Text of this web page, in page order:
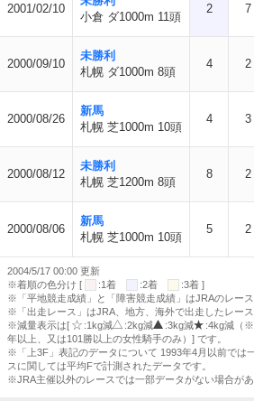
2001/02/10
小倉 ダ1000m 11頭
2 7
2000/09/10
未勝利
札幌 ダ1000m 8頭
4 2
2000/08/26
新馬
札幌 芝1000m 10頭
4 3
2000/08/12
未勝利
札幌 芝1200m 8頭
8 2
2000/08/06
新馬
札幌 芝1000m 10頭
5 2
2004/5/17 00:00 更新
※着順の色分け [
:1着 :2着
:3着 ]
※「平地競走成績」と「障害競走成績」はJRAのレース
※「出走レース」はJRA、地方、海外で出走したレース
※減量表示は[
:1kg減 :2kg減 :3kg減 :4kg減（※
年以上、又は101勝以上の女性騎手のみ）] です。
※「上3F」表記のデータについて 1993年4月以前では
スに関しては平均Fで計測されたデータです。
※JRA主催以外のレースでは一部データがない場合があ